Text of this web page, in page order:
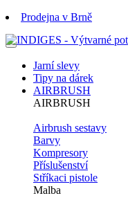
Prodejna v Brně
Jarní slevy
Tipy na dárek
AIRBRUSH
AIRBRUSH
Airbrush sestavy
Barvy
Kompresory
Příslušenství
Stříkaci pistole
Malba